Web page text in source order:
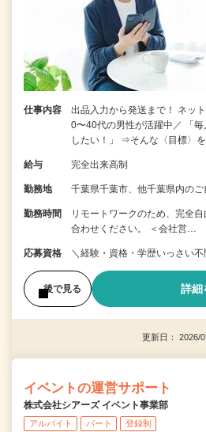
仕事内容
出品入力から発送まで！ ネッ
0〜40代の男性が活躍中／ 「毎
したい！」 ⇒そんな〈目標〉
給与 完全出来高制
勤務地 千葉県千葉市、他千葉県内の
勤務時間
リモートワークのため、完全
合わせください。 ＜会社営…
応募資格 ＼経験・資格・学歴いっさい不
後で見る 詳細
更新日： 2026/
イベントの運営サポート
株式会社シアーズ イベント事業部
アルバイト パート 登録制